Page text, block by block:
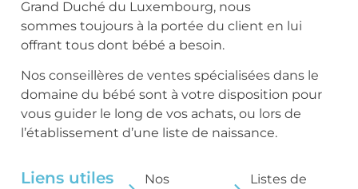
Grand Duché du Luxembourg, nous
sommes toujours à la portée du client en lui
offrant tous dont bébé a besoin.
Nos conseillères de ventes spécialisées dans le
domaine du bébé sont à votre disposition pour
vous guider le long de vos achats, ou lors de
l’établissement d’une liste de naissance.
Liens utiles
Nos
Listes de